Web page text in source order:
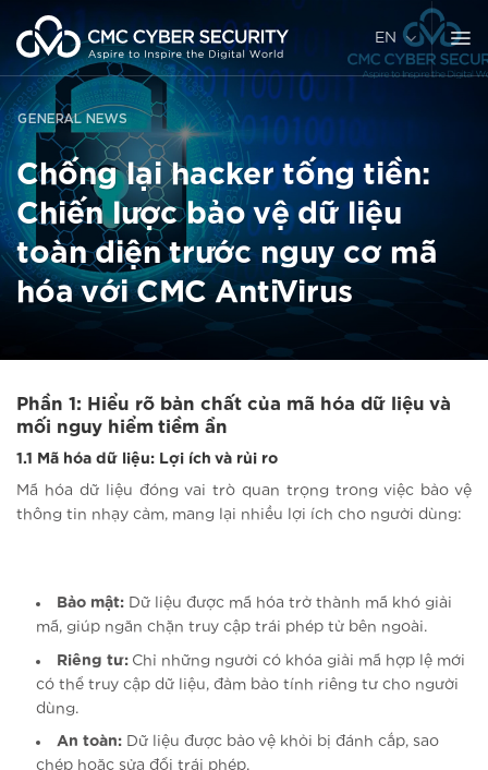
content
EN
GENERAL NEWS
Chống lại hacker tống tiền:
Chiến lược bảo vệ dữ liệu
toàn diện trước nguy cơ mã
hóa với CMC AntiVirus
Phần 1: Hiểu rõ bản chất của mã hóa dữ liệu và
mối nguy hiểm tiềm ẩn
1.1 Mã hóa dữ liệu: Lợi ích và rủi ro
Mã hóa dữ liệu đóng vai trò quan trọng trong việc bảo vệ
thông tin nhạy cảm, mang lại nhiều lợi ích cho người dùng:
Bảo mật: Dữ liệu được mã hóa trở thành mã khó giải
mã, giúp ngăn chặn truy cập trái phép từ bên ngoài.
Riêng tư: Chỉ những người có khóa giải mã hợp lệ mới
có thể truy cập dữ liệu, đảm bảo tính riêng tư cho người
dùng.
An toàn: Dữ liệu được bảo vệ khỏi bị đánh cắp, sao
chép hoặc sửa đổi trái phép.